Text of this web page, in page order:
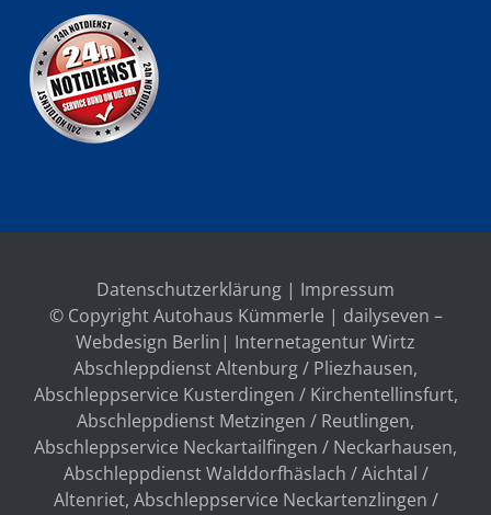
Datenschutzerklärung | Impressum
© Copyright Autohaus Kümmerle | dailyseven –
Webdesign Berlin | Internetagentur Wirtz
Abschleppdienst Altenburg / Pliezhausen,
Abschleppservice Kusterdingen / Kirchentellinsfurt,
Abschleppdienst Metzingen / Reutlingen,
Abschleppservice Neckartailfingen / Neckarhausen,
Abschleppdienst Walddorfhäslach / Aichtal /
Altenriet, Abschleppservice Neckartenzlingen /